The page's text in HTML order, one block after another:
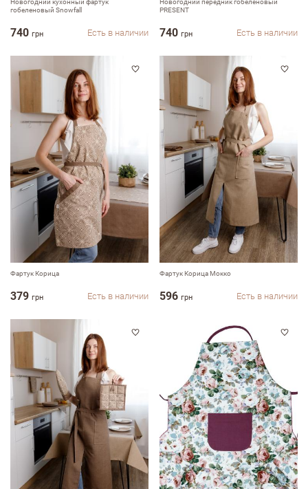
Новогодний кухонный фартук
гобеленовый Snowfall
740 грн Есть в наличии
Новогодний передник гобеленовый
PRESENT
740 грн Есть в наличии
Фартук Корица
379 грн Есть в наличии
Фартук Корица Мокко
596 грн Есть в наличии